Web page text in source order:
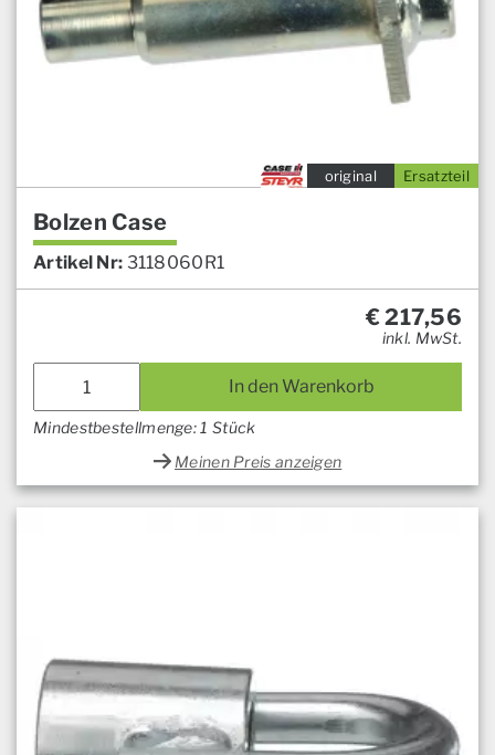
Ersatzteil
original
Bolzen Case
Artikel Nr: 3118060R1
€217,56
inkl. MwSt.
In den Warenkorb
Mindestbestellmenge: 1 Stück
Meinen Preis anzeigen